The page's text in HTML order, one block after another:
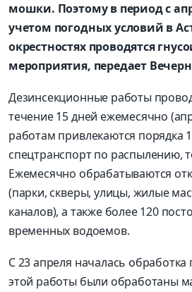
мошки. Поэтому в период с
учетом погодных условий в
окрестностях проводятся
мероприятия, передает
Дезинсекционные работы
течение 15 дней ежемесячно
работам привлекаются порядка
спецтранспорт по распылению,
Ежемесячно обрабатываются
(парки, скверы, улицы, жилые
каналов), а также более 120
временных водоемов.
С 23 апреля началась обработка
этой работы были обработаны